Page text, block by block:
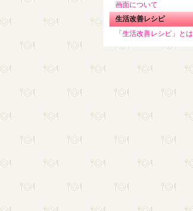
画面について
生活改善レシピ
「生活改善レシピ」とは